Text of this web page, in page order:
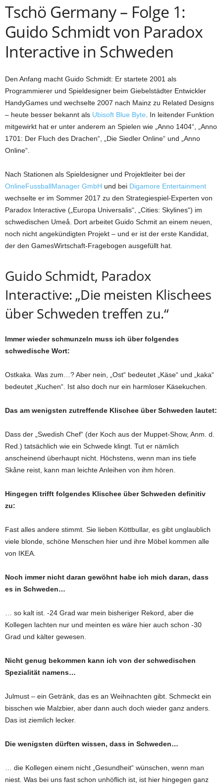
Tschö Germany – Folge 1:
Guido Schmidt von Paradox
Interactive in Schweden
Den Anfang macht Guido Schmidt: Er startete 2001 als
Programmierer und Spieldesigner beim Giebelstädter Entwickler
HandyGames und wechselte 2007 nach Mainz zu Related Designs
– heute besser bekannt als Ubisoft Blue Byte . In leitender Funktion
mitgewirkt hat er unter anderem an Spielen wie „Anno 1404“, „Anno
1701: Der Fluch des Drachen“, „Die Siedler Online“ und „Anno
Online“.
Nach Stationen als Spieldesigner und Projektleiter bei der
OnlineFussballManager GmbH und bei Digamore Entertainment
wechselte er im Sommer 2017 zu den Strategiespiel-Experten von
Paradox Interactive („Europa Universalis“, „Cities: Skylines“) im
schwedischen Umeå. Dort arbeitet Guido Schmit an einem neuen,
noch nicht angekündigten Projekt – und er ist der erste Kandidat,
der den GamesWirtschaft-Fragebogen ausgefüllt hat.
Guido Schmidt, Paradox
Interactive: „Die meisten Klischees
über Schweden treffen zu.“
Immer wieder schmunzeln muss ich über folgendes
schwedische Wort:
Ostkaka. Was zum…? Aber nein, „Ost“ bedeutet „Käse“ und „kaka“
bedeutet „Kuchen“. Ist also doch nur ein harmloser Käsekuchen.
Das am wenigsten zutreffende Klischee über Schweden lautet:
Dass der „Swedish Chef“ (der Koch aus der Muppet-Show, Anm. d.
Red.) tatsächlich wie ein Schwede klingt. Tut er nämlich
anscheinend überhaupt nicht. Höchstens, wenn man ins tiefe
Skåne reist, kann man leichte Anleihen von ihm hören.
Hingegen trifft folgendes Klischee über Schweden definitiv
zu:
Fast alles andere stimmt. Sie lieben Köttbullar, es gibt unglaublich
viele blonde, schöne Menschen hier und ihre Möbel kommen alle
von IKEA.
Noch immer nicht daran gewöhnt habe ich mich daran, dass
es in Schweden…
… so kalt ist. -24 Grad war mein bisheriger Rekord, aber die
Kollegen lachten nur und meinten es wäre hier auch schon -30
Grad und kälter gewesen.
Nicht genug bekommen kann ich von der schwedischen
Spezialität namens…
Julmust – ein Getränk, das es an Weihnachten gibt. Schmeckt ein
bisschen wie Malzbier, aber dann auch doch wieder ganz anders.
Das ist ziemlich lecker.
Die wenigsten dürften wissen, dass in Schweden…
… die Kollegen einem nicht „Gesundheit“ wünschen, wenn man
niest. Was bei uns fast schon unhöflich ist, ist hier hingegen ganz